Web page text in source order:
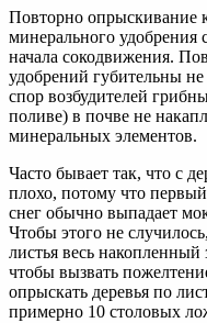
Повторно опрыскивание
минерального удобрения
начала сокодвижения.
удобрений губительны
спор возбудителей
поливе) в почве не
минеральных элементов.
Часто бывает так, что с
плохо, потому что
снег обычно выпадает
Чтобы этого не
листья весь накопленный
чтобы вызвать
опрыскать деревья по
примерно 10 столовых